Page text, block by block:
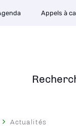
Appels à
Actualités